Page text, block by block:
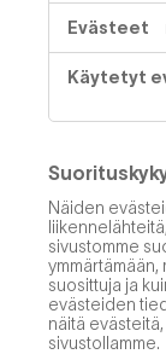
Näiden
sivustomme
ymmärtämään,
suosittuja ja
evästeiden
näitä
sivustollamme.